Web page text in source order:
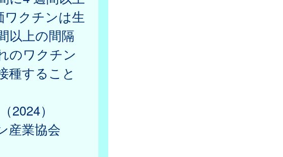
ワクチンは生
以上の間隔
のワクチン
種すること
）
業協会